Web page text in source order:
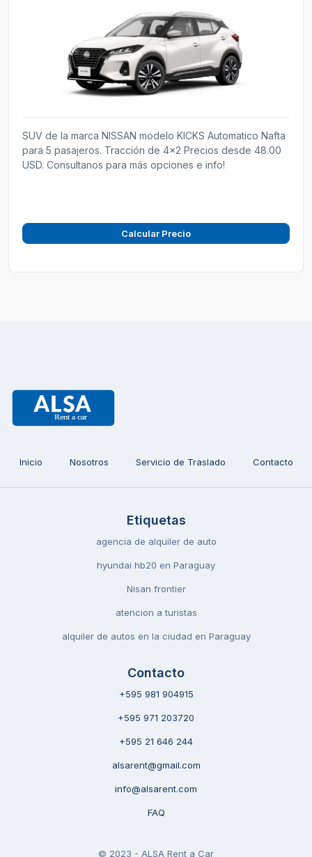
SUV de la marca NISSAN modelo KICKS Automatico Nafta
para 5 pasajeros. Tracción de 4x2 Precios desde 48.00
USD. Consultanos para más opciones e info!
Calcular Precio
Inicio Nosotros Servicio de Traslado Contacto
Etiquetas
agencia de alquiler de auto
hyundai hb20 en Paraguay
Nisan frontier
atencion a turistas
alquiler de autos en la ciudad en Paraguay
Contacto
+595 981 904915
+595 971 203720
+595 21 646 244
alsarent@gmail.com
info@alsarent.com
FAQ
© 2023 - ALSA Rent a Car